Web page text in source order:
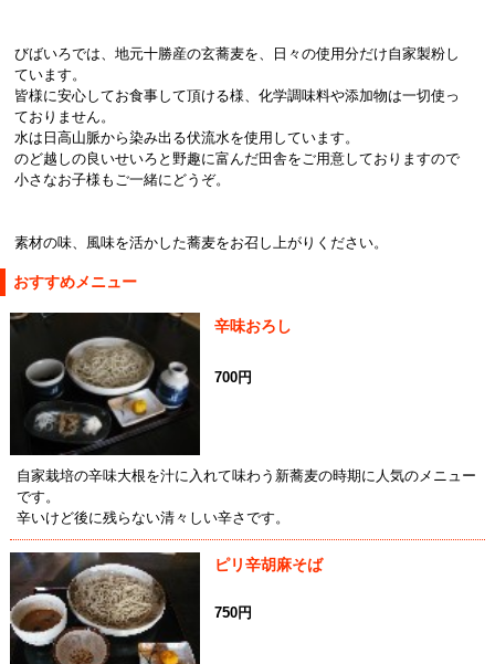
びばいろでは、地元十勝産の玄蕎麦を、日々の使用分だけ自家製粉し
ています。
皆様に安心してお食事して頂ける様、化学調味料や添加物は一切使っ
ておりません。
水は日高山脈から染み出る伏流水を使用しています。
のど越しの良いせいろと野趣に富んだ田舎をご用意しておりますので
小さなお子様もご一緒にどうぞ。
素材の味、風味を活かした蕎麦をお召し上がりください。
おすすめメニュー
辛味おろし
700円
自家栽培の辛味大根を汁に入れて味わう新蕎麦の時期に人気のメニュー
です。
辛いけど後に残らない清々しい辛さです。
ピリ辛胡麻そば
750円